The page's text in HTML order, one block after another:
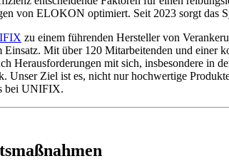
von ELOKON optimiert. Seit 2023 sorgt das
zu einem führenden Hersteller von
Mit über 120 Mitarbeitenden und einer
Herausforderungen mit sich, insbesondere
Ziel ist es, nicht nur hochwertige
bei UNIFIX.